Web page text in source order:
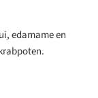
edamame en